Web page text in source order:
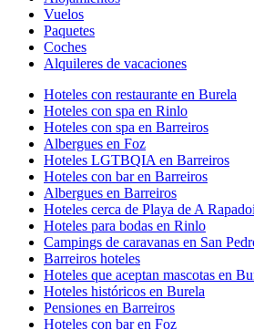
Vuelos
Paquetes
Coches
Alquileres de vacaciones
Hoteles con restaurante en Burela
Hoteles con spa en Rinlo
Hoteles con spa en Barreiros
Albergues en Foz
Hoteles LGTBQIA en Barreiros
Hoteles con bar en Barreiros
Albergues en Barreiros
Hoteles cerca de Playa de A
Hoteles para bodas en Rinlo
Campings de caravanas en San
Barreiros hoteles
Hoteles que aceptan mascotas en
Hoteles históricos en Burela
Pensiones en Barreiros
Hoteles con bar en Foz